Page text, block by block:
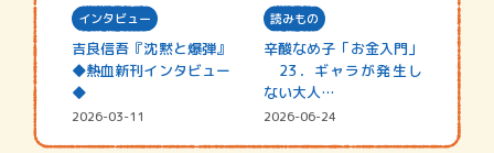
インタビュー
吉良信吾『沈黙と爆弾』
◆熱血新刊インタビュー
◆
2026-03-11
読みもの
辛酸なめ子「お金入門」
23．ギャラが発生し
ない大人…
2026-06-24